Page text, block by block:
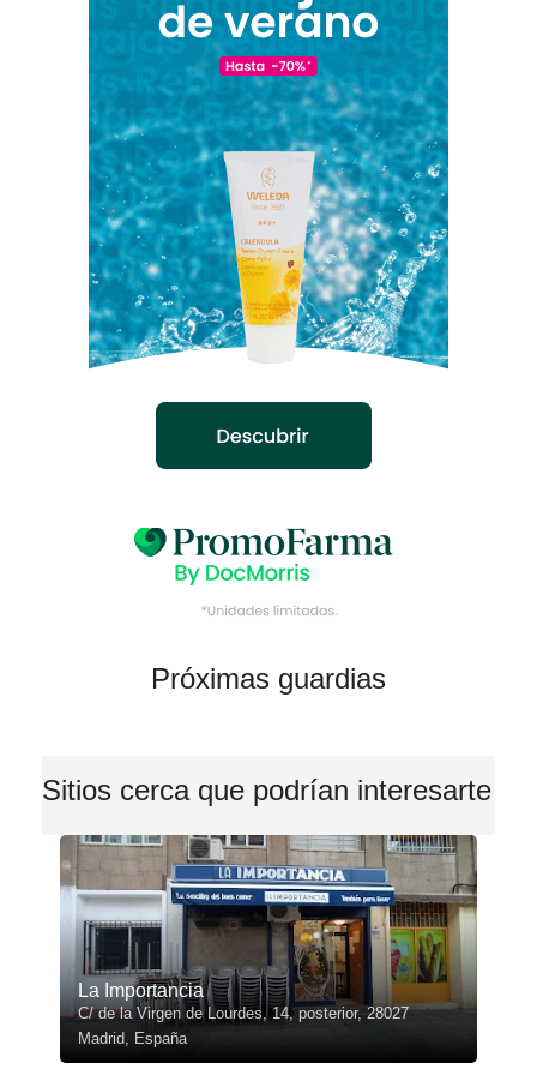
Próximas guardias
Sitios cerca que podrían interesarte
La Importancia
C/ de la Virgen de Lourdes, 14, posterior, 28027
Madrid, España